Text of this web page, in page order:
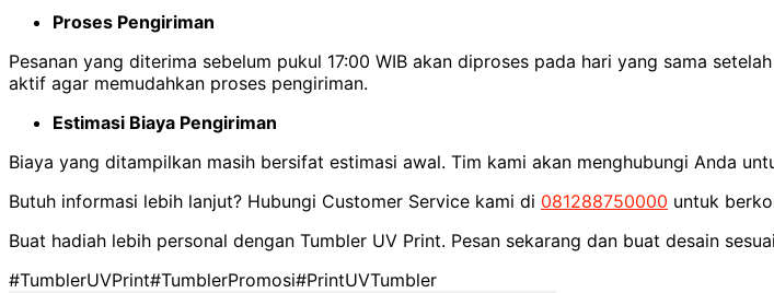
Proses Pengiriman
Pesanan yang diterima sebelum pukul 17:00 WIB akan diproses pada hari yang sama
aktif agar memudahkan proses pengiriman.
Estimasi Biaya Pengiriman
Biaya yang ditampilkan masih bersifat estimasi awal. Tim kami akan menghubungi Anda
Butuh informasi lebih lanjut? Hubungi Customer Service kami di 081288750000 untuk
Buat hadiah lebih personal dengan Tumbler UV Print. Pesan sekarang dan buat desain
#TumblerUVPrint#TumblerPromosi#PrintUVTumbler